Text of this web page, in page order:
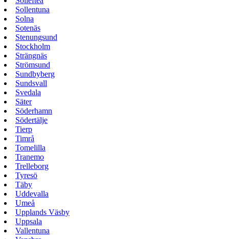
Sollentuna
Solna
Sotenäs
Stenungsund
Stockholm
Strängnäs
Strömsund
Sundbyberg
Sundsvall
Svedala
Säter
Söderhamn
Södertälje
Tierp
Timrå
Tomelilla
Tranemo
Trelleborg
Tyresö
Täby
Uddevalla
Umeå
Upplands Väsby
Uppsala
Vallentuna